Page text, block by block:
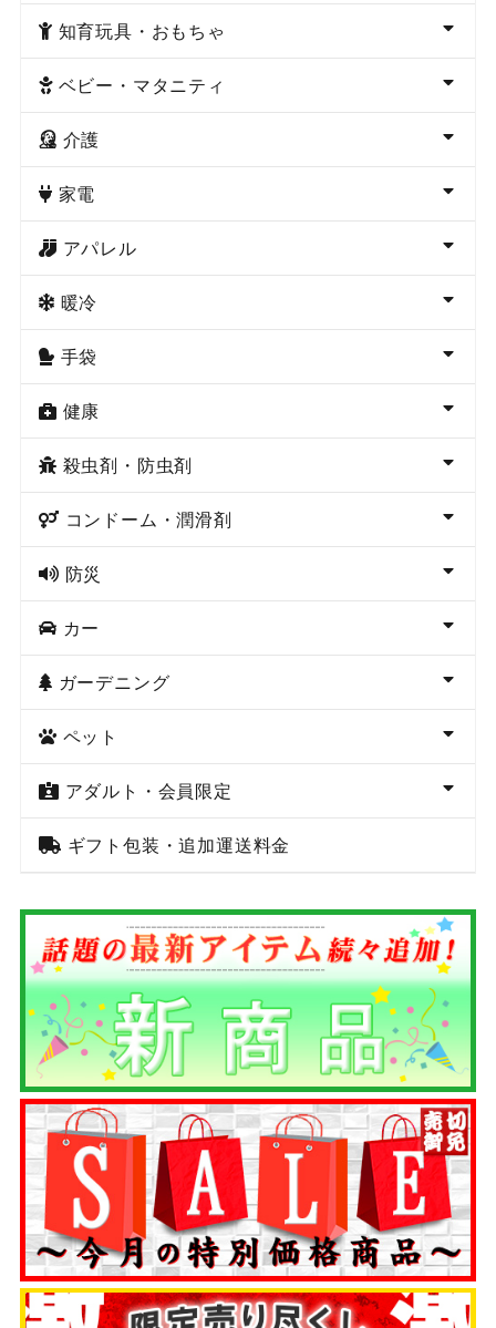
知育玩具・おもちゃ
ベビー・マタニティ
介護
家電
アパレル
暖冷
手袋
健康
殺虫剤・防虫剤
コンドーム・潤滑剤
防災
カー
ガーデニング
ペット
アダルト・会員限定
ギフト包装・追加運送料金